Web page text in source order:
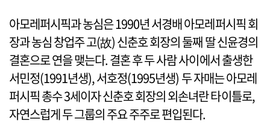
아모레퍼시픽과 농심은 1990년 서경배 아모레퍼시픽 회
장과 농심 창업주 고(故) 신춘호 회장의 둘째 딸 신윤경의
결혼으로 연을 맺는다. 결혼 후 두 사람 사이에서 출생한
서민정(1991년생), 서호정(1995년생) 두 자매는 아모레
퍼시픽 총수 3세이자 신춘호 회장의 외손녀란 타이틀로,
자연스럽게 두 그룹의 주요 주주로 편입된다.